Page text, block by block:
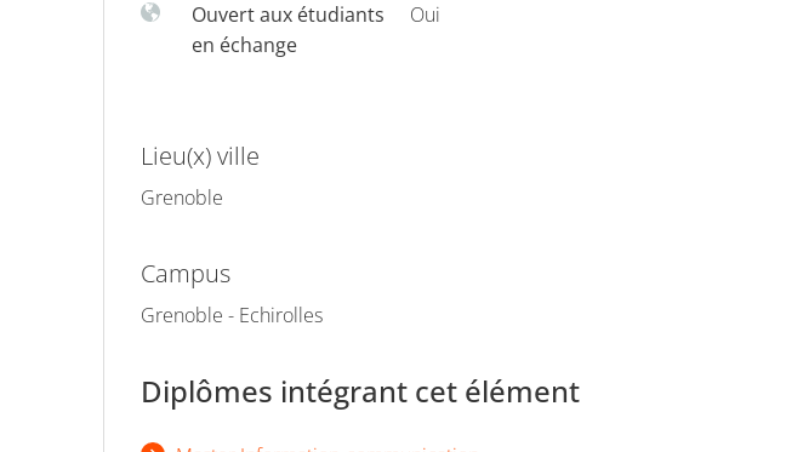
Ouvert aux étudiants
en échange
Oui
Lieu(x) ville
Grenoble
Campus
Grenoble - Echirolles
Diplômes intégrant cet élément